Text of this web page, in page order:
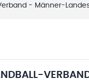
- Männer-